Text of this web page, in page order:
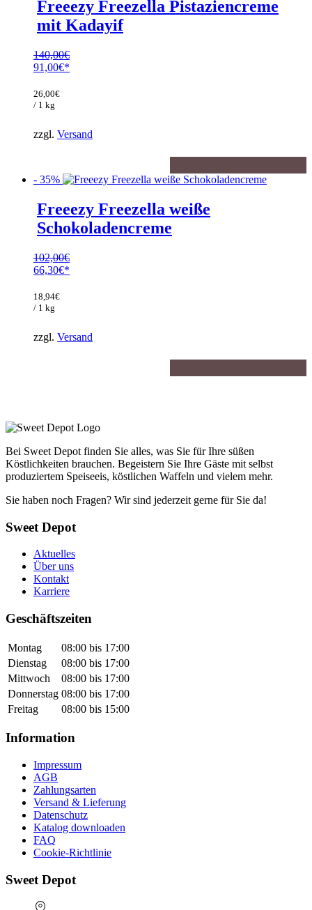
Freeezy Freezella Pistaziencreme
mit Kadayif
140,00€
Ursprünglicher
war:
140,00€
91,00€
Preis
ist:
26,00€
/ 1 kg
zzgl. Versand
- 35%
Freeezy Freezella weiße
Schokoladencreme
102,00€
Ursprünglicher
war:
102,00€
66,30€
Preis
ist:
18,94€
/ 1 kg
zzgl. Versand
Bei Sweet Depot finden Sie alles, was Sie für Ihre süßen
Köstlichkeiten brauchen. Begeistern Sie Ihre Gäste mit selbst
produziertem Speiseeis, köstlichen Waffeln und vielem mehr.
Sie haben noch Fragen? Wir sind jederzeit gerne für Sie da!
Sweet Depot
Aktuelles
Über uns
Kontakt
Karriere
Geschäftszeiten
Montag
08:00 bis 17:00
Dienstag
08:00 bis 17:00
Mittwoch
08:00 bis 17:00
Donnerstag 08:00 bis 17:00
Freitag
08:00 bis 15:00
Information
Impressum
AGB
Zahlungsarten
Versand & Lieferung
Datenschutz
Katalog downloaden
FAQ
Cookie-Richtlinie
Sweet Depot